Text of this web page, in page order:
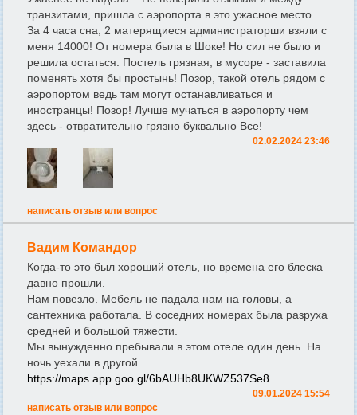
транзитами, пришла с аэропорта в это ужасное место.
За 4 часа сна, 2 матерящиеся администраторши взяли с
меня 14000! От номера была в Шоке! Но сил не было и
решила остаться. Постель грязная, в мусоре - заставила
поменять хотя бы простынь! Позор, такой отель рядом с
аэропортом ведь там могут останавливаться и
иностранцы! Позор! Лучше мучаться в аэропорту чем
здесь - отвратительно грязно буквально Все!
02.02.2024 23:46
написать отзыв или вопрос
Вадим Командор
Когда-то это был хороший отель, но времена его блеска
давно прошли.
Нам повезло. Мебель не падала нам на головы, а
сантехника работала. В соседних номерах была разруха
средней и большой тяжести.
Мы вынужденно пребывали в этом отеле один день. На
ночь уехали в другой.
https://maps.app.goo.gl/6bAUHb8UKWZ537Se8
09.01.2024 15:54
написать отзыв или вопрос